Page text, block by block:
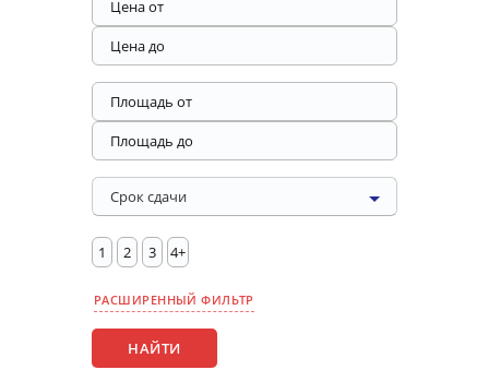
Срок сдачи
1 2 3 4+
РАСШИРЕННЫЙ ФИЛЬТР